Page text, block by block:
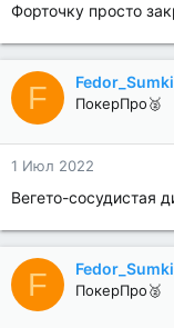
Форточку просто
F ПокерПро🥈
1 Июл 2022
Вегето-сосудистая
F ПокерПро🥈